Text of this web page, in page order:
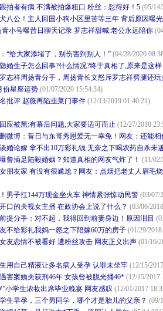
拍者有病 不满被拍爆粗口 粉丝：怼得好！5 (05/
八公！主人回国小狗小区里苦等三年 背后原因曝
小号曝昔日聊天记录 罗志祥甜喊:老公永远陪你
“给大家添堵了，别伤害到别人！” (04/28/2020
婚生子怎么回事?什么情况?终于真相了,原来是这样
志祥周扬青分手，周扬青长文怒斥罗志祥劈腿还玩
份星座运势 (01/07/2020 15:54:34)
批评 赵薇再陷韭菜门事件 (12/13/2019 01:40:21)
应被黑:有幕后问题,大家要适可而止 (12/27/2018
微博：昔日与东哥秀恩爱无一幸免！网友：还能相
婚论嫁 拿不出10万彩礼钱 无奈之下喝农药自杀未
曾插足陆毅婚姻？知道真相的网友气炸了！ (11/
朋友家 有没有很尴尬？网友：点烟把老丈人眉毛
男子扛144万现金坐火车 神情紧张惊动民警 (03/07/
口的央视女主播 在政协会上说了什么？ (03/06/
提分手：对不起，我得回到前妻身边！原因泪目
不给彩礼我妈一怒之下陪嫁60万的房子 (01/29/
友恋情不被看好 遭粉丝攻击 网友正义出声 (01/16/
用自己精液让多名病人受孕 认罪未坐牢 (12/15/
害案姨夫获刑46年 女孩曾被脱光捅40* (12/15/2017
”小学生浓妆出席毕业晚宴 网友感叹 (12/01/2017
生早孕，三个男同学，哪个才是胎儿的父亲？ (09/